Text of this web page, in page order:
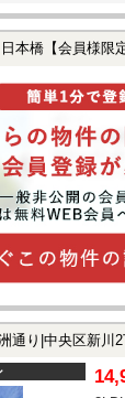
本橋【会員様限
通り|中央区新川